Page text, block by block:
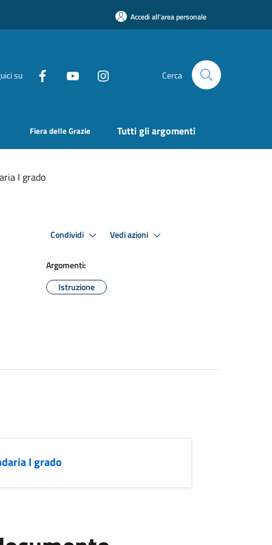
Accedi all'area personale
su Cerca
Fiera delle Grazie Tutti gli argomenti
I grado
Condividi Vedi azioni
Argomenti:
Istruzione
I grado